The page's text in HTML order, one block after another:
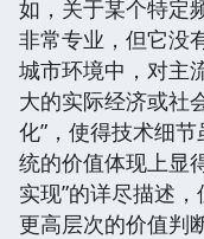
如，关于某个特定
非常专业，但它没
城市环境中，对主
大的实际经济或社
化”，使得技术细
统的价值体现上显
实现”的详尽描述
更高层次的价值判断